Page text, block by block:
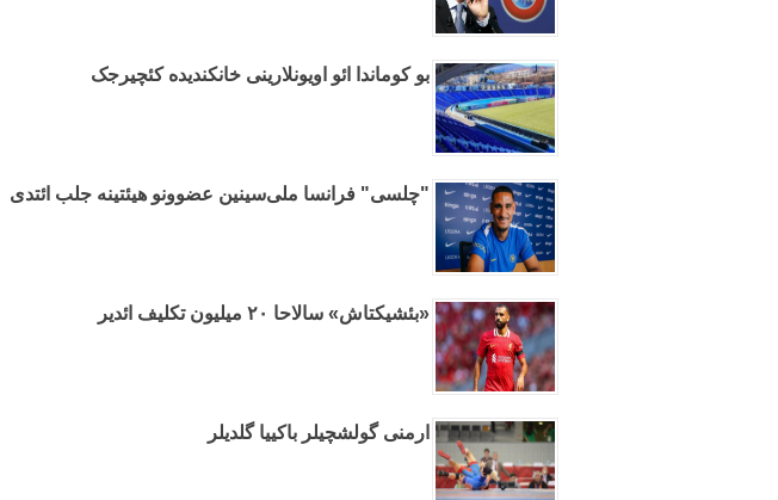
بو کوماندا ائو اویونلارینی خانکندیده کئچیرجک
"چلسی" فرانسا ملی‌سینین عضوونو هیئتینه جلب ائتدی
«بئشیکتاش» سالاحا ۲۰ میلیون تکلیف ائدیر
ارمنی گولشچیلر باکییا گلدیلر